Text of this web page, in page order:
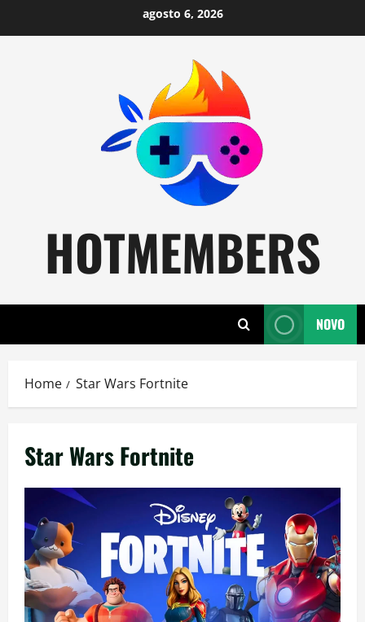
to
agosto 6, 2026
HOTMEMBERS
NOVO
Home Star Wars Fortnite
Star Wars Fortnite